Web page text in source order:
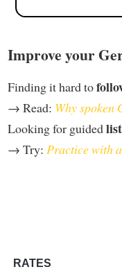
Improve your
Finding it hard to
→ Read: Why spoken
Looking for guided
→ Try: Practice with
RATES